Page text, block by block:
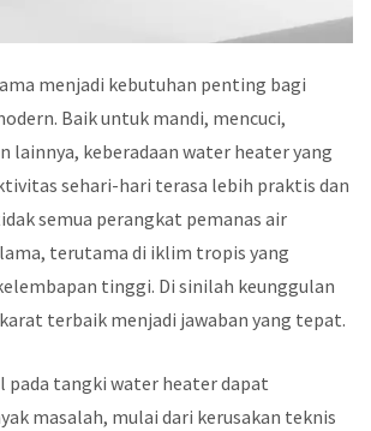
menjadi kebutuhan penting bagi
Baik untuk mandi, mencuci,
lainnya, keberadaan water heater yang
sehari-hari terasa lebih praktis dan
semua perangkat pemanas air
terutama di iklim tropis yang
tinggi. Di sinilah keunggulan
terbaik menjadi jawaban yang tepat.
pada tangki water heater dapat
masalah, mulai dari kerusakan teknis